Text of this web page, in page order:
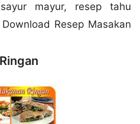
mayur, resep tahu
Resep Masakan